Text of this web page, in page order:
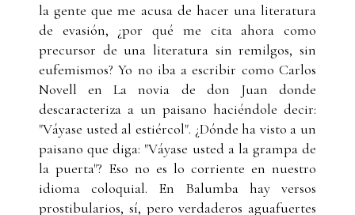
la gente que me acusa de hacer una literatura
de evasión, ¿por qué me cita ahora como
precursor de una literatura sin remilgos, sin
eufemismos? Yo no iba a escribir como Carlos
Novell en La novia de don Juan donde
descaracteriza a un paisano haciéndole decir:
"Váyase usted al estiércol". ¿Dónde ha visto a un
paisano que diga: "Váyase usted a la grampa de
la puerta"? Eso no es lo corriente en nuestro
idioma coloquial. En Balumba hay versos
prostibularios, sí, pero verdaderos aguafuertes